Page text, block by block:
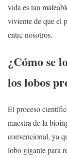
vida es tan
viviente de que el
entre nosotros.
¿Cómo se
los lobos
El proceso
maestra de la
convencional, ya
lobo gigante para